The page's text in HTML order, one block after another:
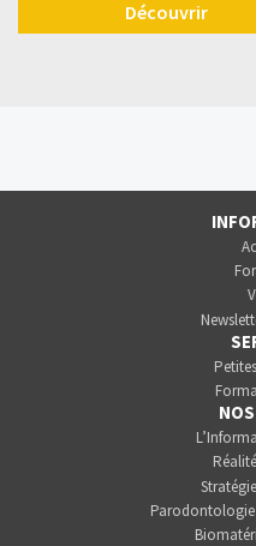
Découvrir